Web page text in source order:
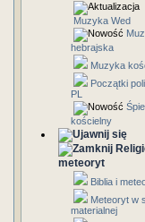
Muzyka Wed
hebrajska
Muzyka
Początki
PL
kościelny
meteoryt
Biblia i
Meteoryt w
materialnej